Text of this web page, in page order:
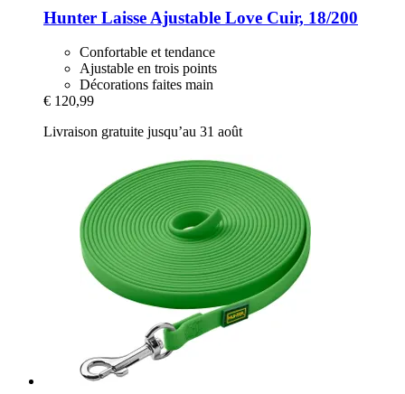
Hunter Laisse Ajustable Love Cuir, 18/200
Confortable et tendance
Ajustable en trois points
Décorations faites main
€ 120,99
Livraison gratuite jusqu’au 31 août